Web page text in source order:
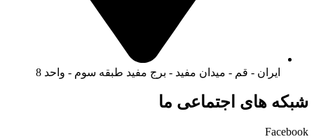
ایران - قم - میدان مفید - برج مفید طبقه سوم - واحد 8
شبکه های اجتماعی ما
Facebook